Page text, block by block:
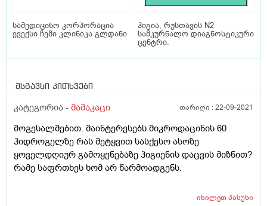
სამედიცინო კორპორაცია
ევექსი ჩემი კლინიკა გლდანი
ჰიგია, რუსთავის N2
სამკურნალო დიაგნოსტიკური
ცენტრი.
მსგავსი კითხვები
კატეგორია - მამაკაცი თარიღი :22-09-2021
მოგესალმებით. მაინტერესებს მიკროდაცინის 60
ჰიდროგელზე რას მეტყვით სასქესო ასოზე
ყოველდღიურ გამოყენებაზე ჰიგიენის დაცვის მიზნით?
რამე საფრთხეს ხომ არ წარმოადგენს.
იხილეთპასუხი